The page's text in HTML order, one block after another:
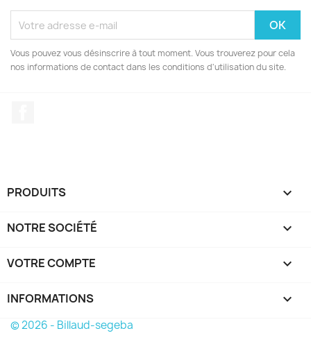
Vous pouvez vous désinscrire à tout moment. Vous trouverez pour cela
nos informations de contact dans les conditions d'utilisation du site.
PRODUITS 
NOTRE SOCIÉTÉ 
VOTRE COMPTE 
INFORMATIONS keyboard_arrow_down
© 2026 - Billaud-segeba